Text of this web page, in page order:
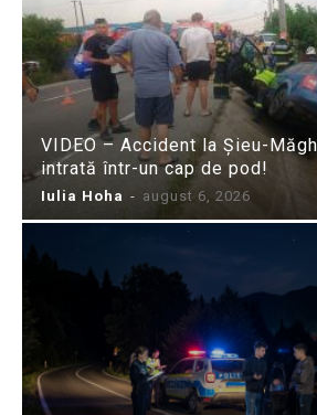
VIDEO – Accident la Șieu-
intrată într-un cap de pod!
Iulia Hoha - august 6, 2026